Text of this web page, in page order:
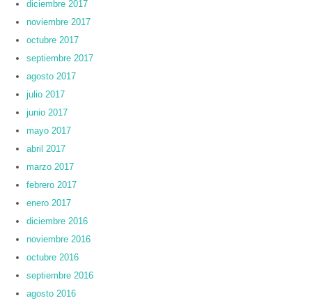
diciembre 2017
noviembre 2017
octubre 2017
septiembre 2017
agosto 2017
julio 2017
junio 2017
mayo 2017
abril 2017
marzo 2017
febrero 2017
enero 2017
diciembre 2016
noviembre 2016
octubre 2016
septiembre 2016
agosto 2016